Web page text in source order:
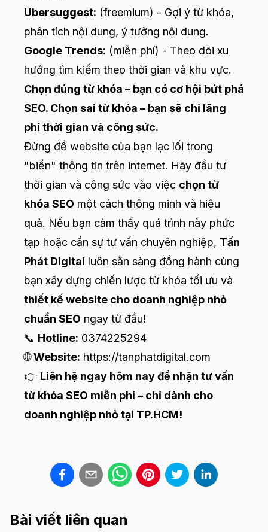
Ubersuggest: (freemium) - Gợi ý từ khóa,
phân tích nội dung, ý tưởng nội dung.
Google Trends: (miễn phí) - Theo dõi xu
hướng tìm kiếm theo thời gian và khu vực.
Chọn đúng từ khóa – bạn có cơ hội bứt phá
SEO. Chọn sai từ khóa – bạn sẽ chỉ lãng
phí thời gian và công sức.
Đừng để website của bạn lạc lối trong
"biển" thông tin trên internet. Hãy đầu tư
thời gian và công sức vào việc chọn từ
khóa SEO một cách thông minh và hiệu
quả. Nếu bạn cảm thấy quá trình này phức
tạp hoặc cần sự tư vấn chuyên nghiệp, Tấn
Phát Digital luôn sẵn sàng đồng hành cùng
bạn xây dựng chiến lược từ khóa tối ưu và
thiết kế website cho doanh nghiệp nhỏ
chuẩn SEO ngay từ đầu!
📞 Hotline: 0374225294
🌐Website: https://tanphatdigital.com
👉 Liên hệ ngay hôm nay để nhận tư vấn
từ khóa SEO miễn phí – chỉ dành cho
doanh nghiệp nhỏ tại TP.HCM!
Bài viết liên quan